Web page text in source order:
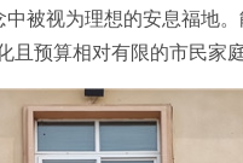
被视为理想的安息福地
预算相对有限的市民家